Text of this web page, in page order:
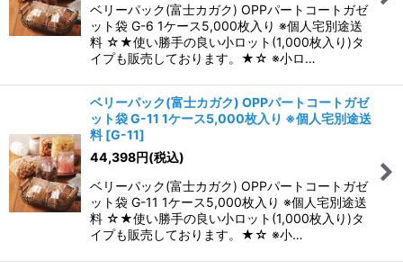
ベリーパック(富士カガク) OPPパートコートガゼ
ット袋 G-6 1ケース5,000枚入り ※個人宅別途送
料 ☆★使い勝手の良い小ロット(1,000枚入り)タ
イプも販売しております。★☆ ※小ロ…
ベリーパック(富士カガク) OPPパートコートガゼ
ット袋 G-11 1ケース5,000枚入り ※個人宅別途送
料 [G-11]
44,398円(税込)
ベリーパック(富士カガク) OPPパートコートガゼ
ット袋 G-11 1ケース5,000枚入り ※個人宅別途送
料 ☆★使い勝手の良い小ロット(1,000枚入り)タ
イプも販売しております。★☆ ※小…